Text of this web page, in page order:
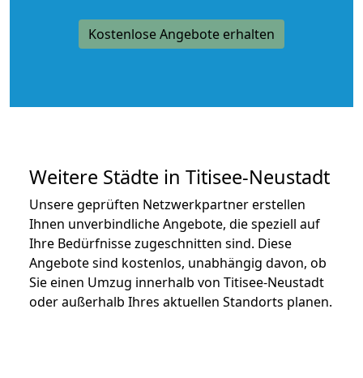
Kostenlose Angebote erhalten
Weitere Städte in Titisee-Neustadt
Unsere geprüften Netzwerkpartner erstellen
Ihnen unverbindliche Angebote, die speziell auf
Ihre Bedürfnisse zugeschnitten sind. Diese
Angebote sind kostenlos, unabhängig davon, ob
Sie einen Umzug innerhalb von Titisee-Neustadt
oder außerhalb Ihres aktuellen Standorts planen.